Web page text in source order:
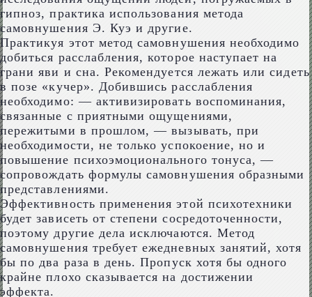
гипноз, практика использования метода
самовнушения Э. Куэ и другие.
Практикуя этот метод самовнушения необходимо
добиться расслабления, которое наступает на
грани яви и сна. Рекомендуется лежать или сидеть
в позе «кучер». Добившись расслабления
необходимо: — активизировать воспоминания,
связанные с приятными ощущениями,
пережитыми в прошлом, — вызывать, при
необходимости, не только успокоение, но и
повышение психоэмоционального тонуса, —
сопровождать формулы самовнушения образными
представлениями.
Эффективность применения этой психотехники
будет зависеть от степени сосредоточенности,
поэтому другие дела исключаются. Метод
самовнушения требует ежедневных занятий, хотя
бы по два раза в день. Пропуск хотя бы одного
крайне плохо сказывается на достижении
эффекта.